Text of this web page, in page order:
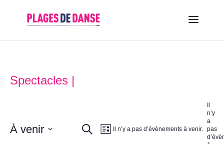
Spectacles |
n’y
a
pas
Il n’y a pas d’évènements à venir.
Recherche
RechercheNavigation
Liste
À venir